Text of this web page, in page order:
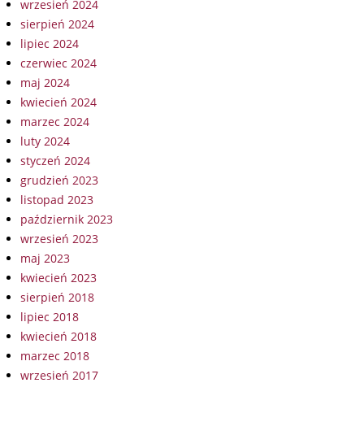
wrzesień 2024
sierpień 2024
lipiec 2024
czerwiec 2024
maj 2024
kwiecień 2024
marzec 2024
luty 2024
styczeń 2024
grudzień 2023
listopad 2023
październik 2023
wrzesień 2023
maj 2023
kwiecień 2023
sierpień 2018
lipiec 2018
kwiecień 2018
marzec 2018
wrzesień 2017